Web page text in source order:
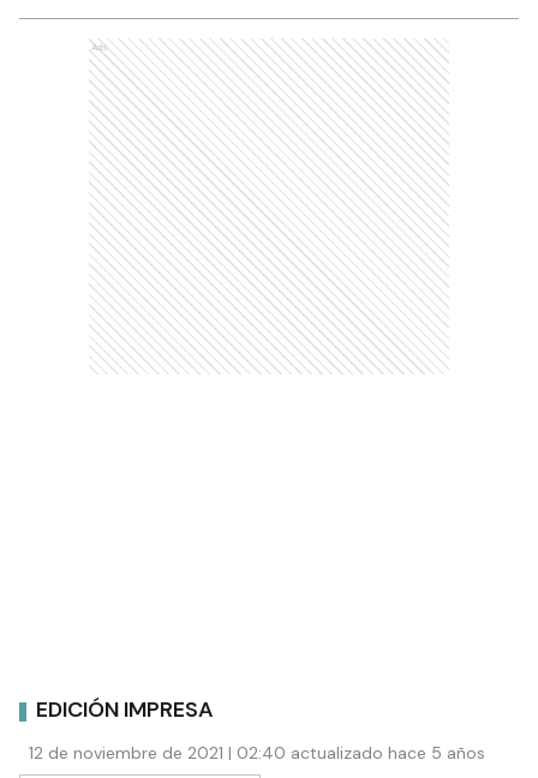
Ads
EDICIÓN IMPRESA
12 de noviembre de 2021 | 02:40 actualizado hace 5 años